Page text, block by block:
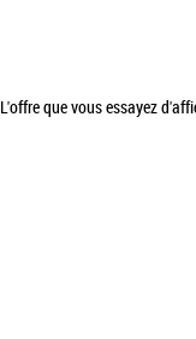
L'offre que vous essayez